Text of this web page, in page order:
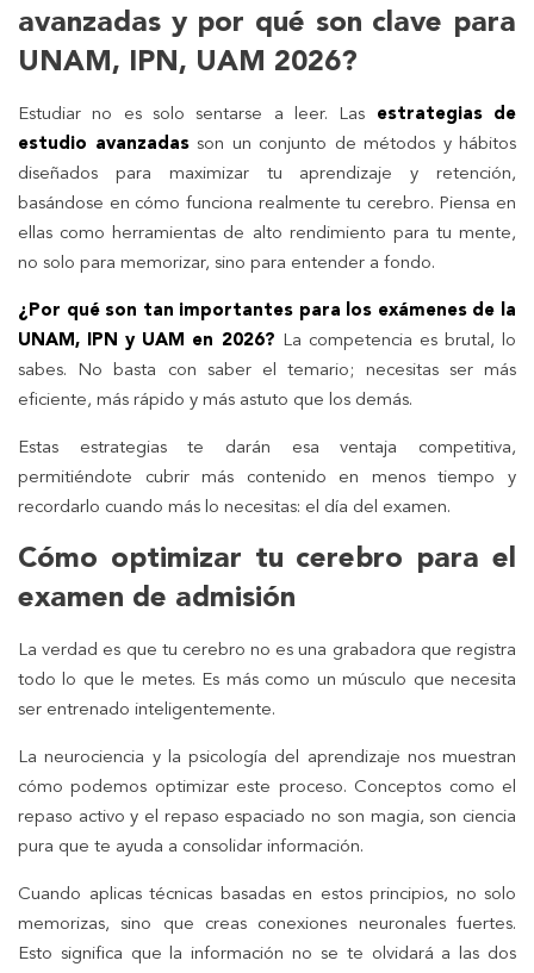
avanzadas y por qué son clave para
UNAM, IPN, UAM 2026?
Estudiar no es solo sentarse a leer. Las estrategias de
estudio avanzadasson un conjunto de métodos y hábitos
diseñados para maximizar tu aprendizaje y retención,
basándose en cómo funciona realmente tu cerebro. Piensa en
ellas como herramientas de alto rendimiento para tu mente,
no solo para memorizar, sino para entender a fondo.
¿Por qué son tan importantes para los exámenes de la
UNAM, IPN y UAM en 2026? La competencia es brutal, lo
sabes. No basta con saber el temario; necesitas ser más
eficiente, más rápido y más astuto que los demás.
Estas estrategias te darán esa ventaja competitiva,
permitiéndote cubrir más contenido en menos tiempo y
recordarlo cuando más lo necesitas: el día del examen.
Cómo optimizar tu cerebro para el
examen de admisión
La verdad es que tu cerebro no es una grabadora que registra
todo lo que le metes. Es más como un músculo que necesita
ser entrenado inteligentemente.
La neurociencia y la psicología del aprendizaje nos muestran
cómo podemos optimizar este proceso. Conceptos como el
repaso activo y el repaso espaciado no son magia, son ciencia
pura que te ayuda a consolidar información.
Cuando aplicas técnicas basadas en estos principios, no solo
memorizas, sino que creas conexiones neuronales fuertes.
Esto significa que la información no se te olvidará a las dos